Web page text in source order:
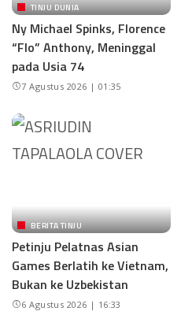
TINJU DUNIA
Ny Michael Spinks, Florence
“Flo” Anthony, Meninggal
pada Usia 74
7 Agustus 2026 | 01:35
BERITA TINJU
Petinju Pelatnas Asian
Games Berlatih ke Vietnam,
Bukan ke Uzbekistan
6 Agustus 2026 | 16:33